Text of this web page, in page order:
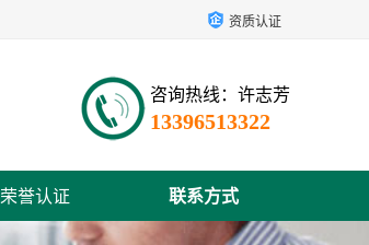
资质认证
咨询热线：许志芳
13396513322
荣誉认证 联系方式